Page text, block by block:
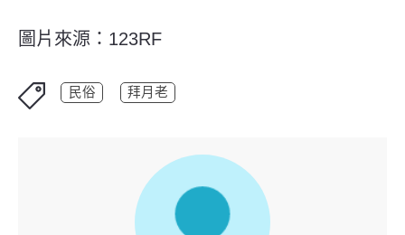
圖片來源：123RF
民俗 拜月老